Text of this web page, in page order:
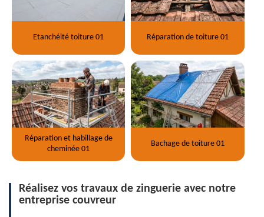
Etanchéité toiture 01 Réparation de toiture 01
Réparation et habillage de
cheminée 01
Bachage de toiture 01
Réalisez vos travaux de zinguerie avec notre
entreprise couvreur